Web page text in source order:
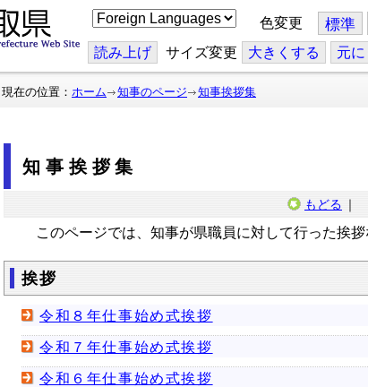
こ
の
ジ
を
翻
色変更 標準
読み上げ サイズ変更 大きくする 元
現在の位置： ホーム 知事のページ 知事挨拶集
知事挨拶集
もどる ｜
このページでは、知事が県職員に対して行った挨拶
挨拶
令和８年仕事始め式挨拶
令和７年仕事始め式挨拶
令和６年仕事始め式挨拶